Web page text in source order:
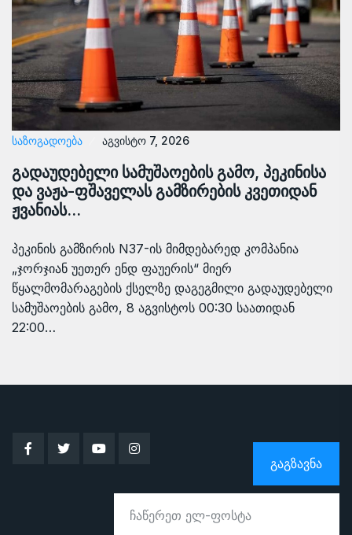
ᲡᲐᲖᲝᲒᲐᲓᲝᲔᲑᲐ აგვისტო 7, 2026
გადაუდებელი სამუშაოების გამო, პეკინისა
და ვაჟა-ფშაველას გამზირების კვეთიდან
ჟვანიას…
პეკინის გამზირის N37-ის მიმდებარედ კომპანია
„ჯორჯიან უეთერ ენდ ფაუერის“ მიერ
წყალმომარაგების ქსელზე დაგეგმილი გადაუდებელი
სამუშაოების გამო, 8 აგვისტოს 00:30 საათიდან
22:00…
ᲒᲐᲒᲖᲐᲕᲜᲐ